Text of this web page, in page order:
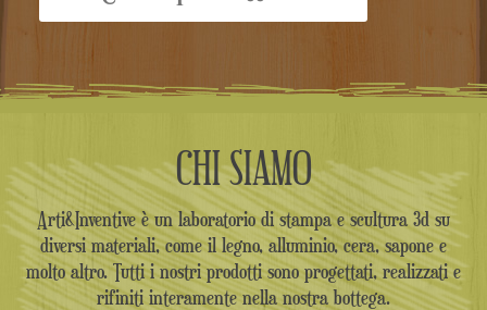
CHI SIAMO
Arti&Inventive è un laboratorio di stampa e scultura 3d su
diversi materiali, come il legno, alluminio, cera, sapone e
molto altro. Tutti i nostri prodotti sono progettati, realizzati e
rifiniti interamente nella nostra bottega.